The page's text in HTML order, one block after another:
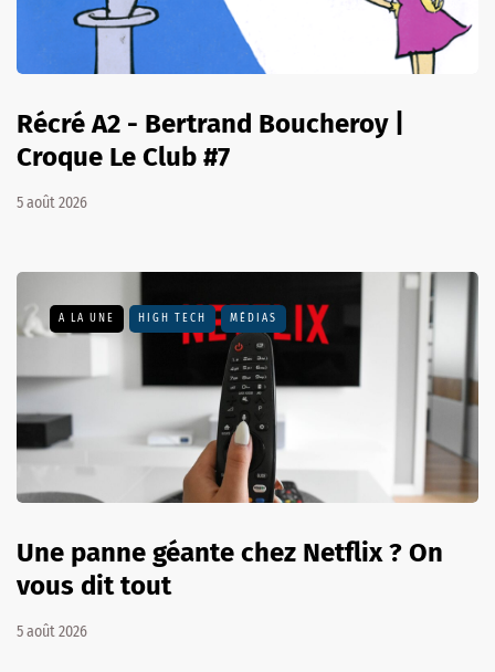
Récré A2 - Bertrand Boucheroy |
Croque Le Club #7
5 août 2026
A LA UNE HIGH TECH MÉDIAS
Une panne géante chez Netflix ? On
vous dit tout
5 août 2026